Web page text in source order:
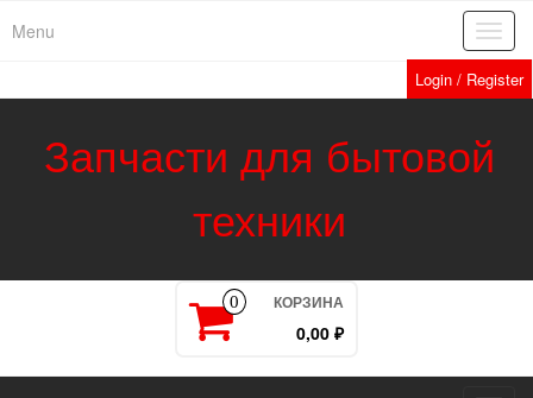
Menu
Login / Register
Запчасти для бытовой
техники
0 КОРЗИНА
0,00 ₽